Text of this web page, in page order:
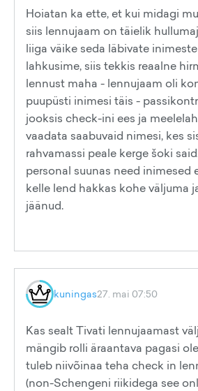
Hoiatan ka ette, et kui midagi
siis lennujaam on täielik
liiga väike seda läbivate
lahkusime, siis tekkis reaalne
lennust maha - lennujaam oli
puupüsti inimesi täis -
jooksis check-ini ees ja
vaadata saabuvaid nimesi, kes
rahvamassi peale kerge šoki
personal suunas need inimesed
kelle lend hakkas kohe väljuma
jäänud.
kuningas27. mai 07:50
Kas sealt Tivati lennujaamast
mängib rolli äraantava pagasi
tuleb niivõinaa teha check in
(non-Schengeni riikidega see